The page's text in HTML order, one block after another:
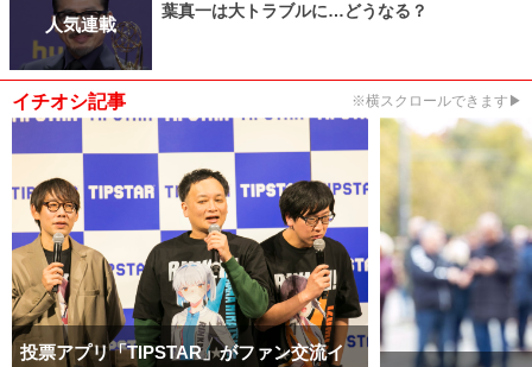
人気連載
葉真一は大トラブルに…どうなる？
イチオシ記事 ※横スクロールできます▶
投票アプリ「TIPSTAR」がファン交流イ